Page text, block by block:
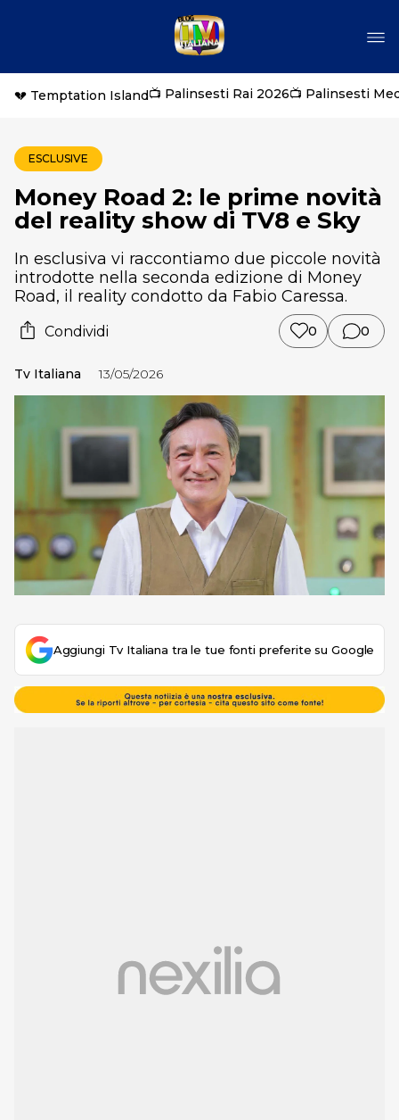
💔 Temptation Island📺 Palinsesti Rai 2026📺 Palinsesti
ESCLUSIVE
Money Road 2: le prime novità
del reality show di TV8 e Sky
In esclusiva vi raccontiamo due piccole novità
introdotte nella seconda edizione di Money
Road, il reality condotto da Fabio Caressa.
Condividi 0 0
Tv Italiana 13/05/2026
Aggiungi Tv Italiana tra le tue fonti preferite su Google